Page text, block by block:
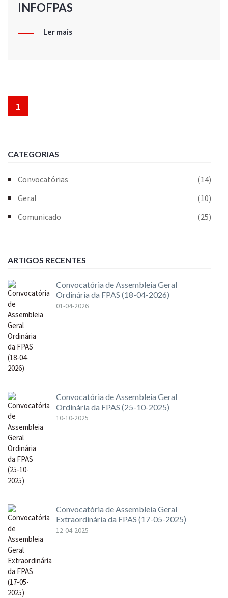
INFOFPAS
Ler mais
1
CATEGORIAS
Convocatórias
(14)
Geral
(10)
Comunicado
(25)
ARTIGOS RECENTES
Convocatória de Assembleia Geral
Ordinária da FPAS (18-04-2026)
01-04-2026
Convocatória de Assembleia Geral
Ordinária da FPAS (25-10-2025)
10-10-2025
Convocatória de Assembleia Geral
Extraordinária da FPAS (17-05-2025)
12-04-2025